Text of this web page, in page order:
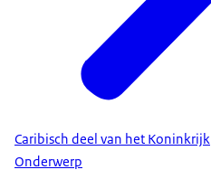
Caribisch deel van het Koninkrijk
Onderwerp